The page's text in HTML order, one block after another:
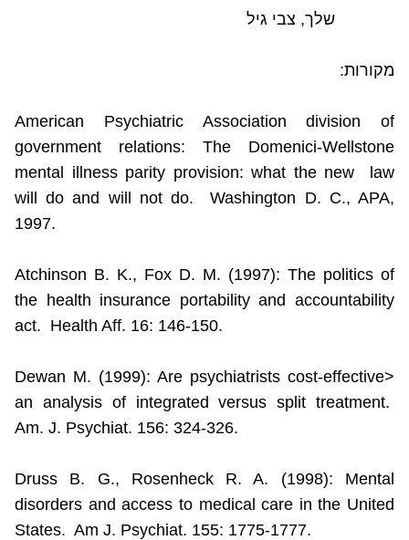
שלך, צבי גיל
מקורות:
American Psychiatric Association division of
government relations: The Domenici-Wellstone
mental illness parity provision: what the new
law
will do and will not do.
Washington D. C., APA,
1997.
Atchinson B. K., Fox D. M. (1997): The politics of
the health insurance portability and accountability
act. Health Aff. 16: 146-150.
Dewan M. (1999): Are psychiatrists cost-effective>
an analysis of integrated versus split treatment.
Am. J. Psychiat. 156: 324-326.
Druss B. G., Rosenheck R. A. (1998): Mental
disorders and access to medical care in the United
States. Am J. Psychiat. 155: 1775-1777.